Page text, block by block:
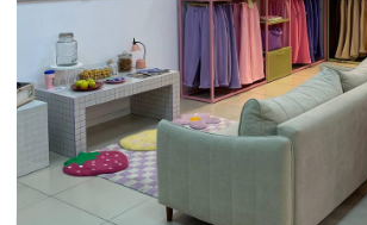
ПОДПИСАТЬСЯ
СЕКРЕТНЫЕ ПРОМОКОДЫ, ПРИГЛАШЕНИЯ
НА МЕРОПРИЯТИЯ И АНОНСЫ НОВИНОК
РАНЬШЕ ВСЕХ